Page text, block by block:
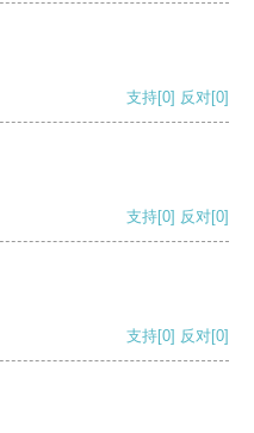
支持[0] 反对[0]
支持[0] 反对[0]
支持[0] 反对[0]